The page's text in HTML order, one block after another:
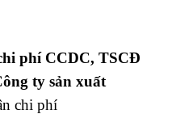
phí CCDC, TSCĐ
ty sản xuất
chi phí